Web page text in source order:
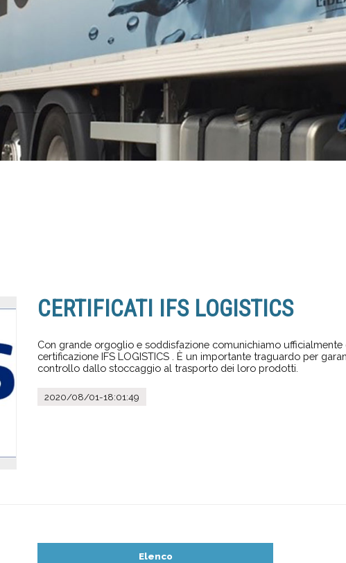
CERTIFICATI IFS LOGISTICS
Con grande orgoglio e soddisfazione comunichiamo ufficialmente
certificazione IFS LOGISTICS . È un importante traguardo per
controllo dallo stoccaggio al trasporto dei loro prodotti.
2020/08/01-18:01:49
Elenco